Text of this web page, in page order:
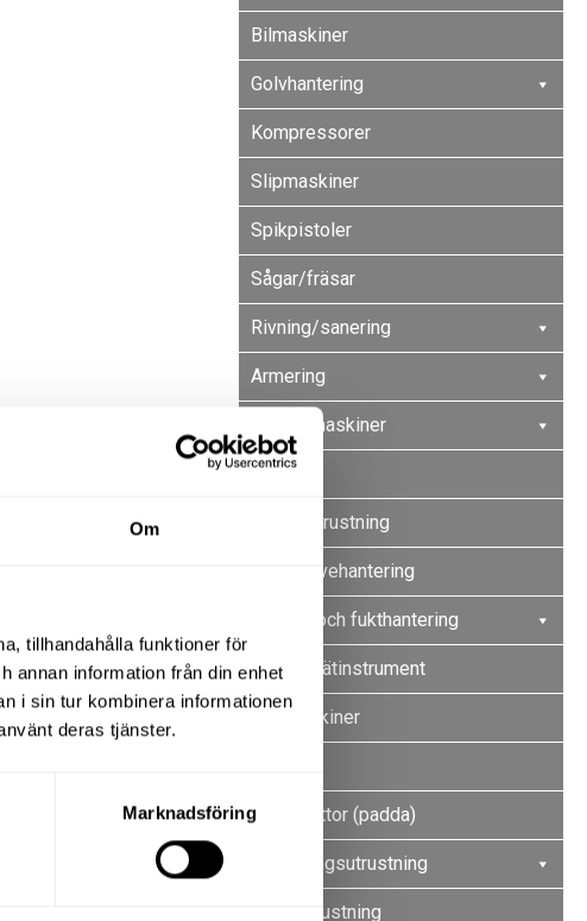
Om
tillhandahålla funktioner för
annan information från din enhet
i sin tur kombinera informationen
deras tjänster.
Marknadsföring
Bilmaskiner
Golvhantering
Kompressorer
Slipmaskiner
Spikpistoler
Sågar/fräsar
Rivning/sanering
Armering
Betongmaskiner
Bergborr
Spräckutrustning
Byggskivehantering
Vatten- och fukthantering
Laser/mätinstrument
Plåtmaskiner
Vibroplattor (padda)
Rengöringsutrustning
Svetsutrustning